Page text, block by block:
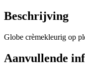
Beschrijving
Globe crèmekleurig op
Aanvullende